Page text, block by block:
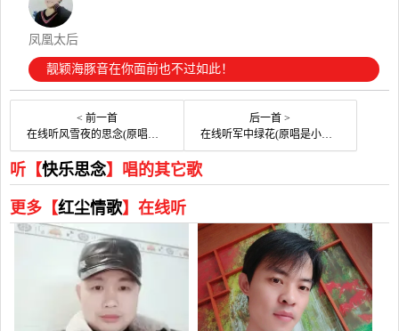
凤凰太后
靓颖海豚音在你面前也不过如此！
< 前一首
在线听风雪夜的思念(原唱是杨毅)，快乐思念演唱点播:29次
后一首 >
在线听军中绿花(原唱是小曾)，快乐思念演唱点播:22次
听【快乐思念】唱的其它歌
更多【红尘情歌】在线听